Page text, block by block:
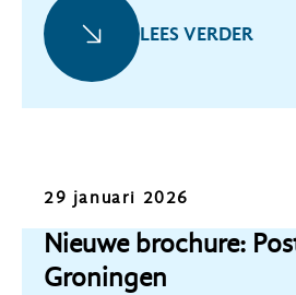
LEES VERDER
Nieuws
29 januari 2026
Nieuwe brochure:
Groningen